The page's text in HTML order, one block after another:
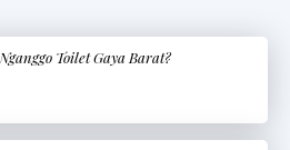
Toilet Gaya Barat?